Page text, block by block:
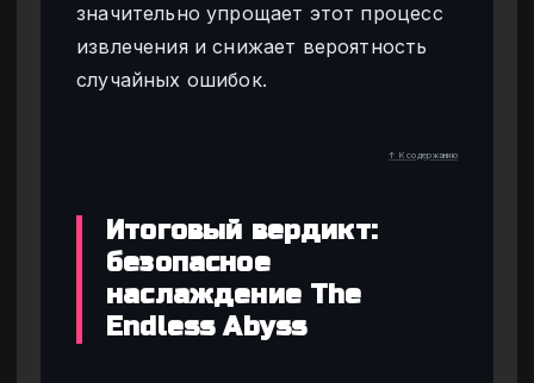
значительно упрощает этот процесс
извлечения и снижает вероятность
случайных ошибок.
↑ К содержанию
Итоговый вердикт:
безопасное
наслаждение The
Endless Abyss